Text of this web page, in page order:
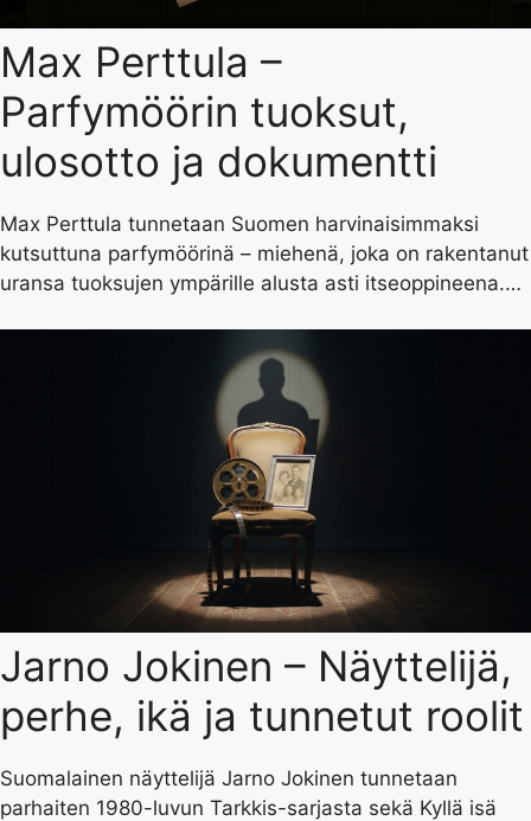
Max Perttula –
Parfymöörin tuoksut,
ulosotto ja dokumentti
Max Perttula tunnetaan Suomen harvinaisimmaksi
kutsuttuna parfymöörinä – miehenä, joka on rakentanut
uransa tuoksujen ympärille alusta asti itseoppineena.…
Jarno Jokinen – Näyttelijä,
perhe, ikä ja tunnetut roolit
Suomalainen näyttelijä Jarno Jokinen tunnetaan
parhaiten 1980-luvun Tarkkis-sarjasta sekä Kyllä isä